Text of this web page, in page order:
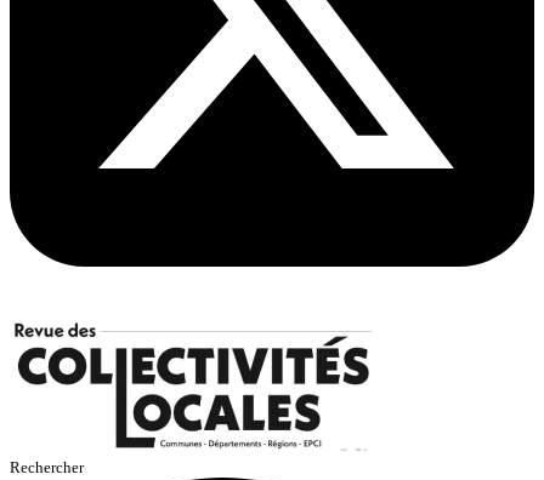
Rechercher